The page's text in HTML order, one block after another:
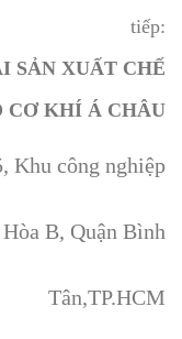
tiếp:
SẢN XUẤT CHẾ
CƠ KHÍ Á CHÂU
Khu công nghiệp
B, Quận Bình
Tân,TP.HCM